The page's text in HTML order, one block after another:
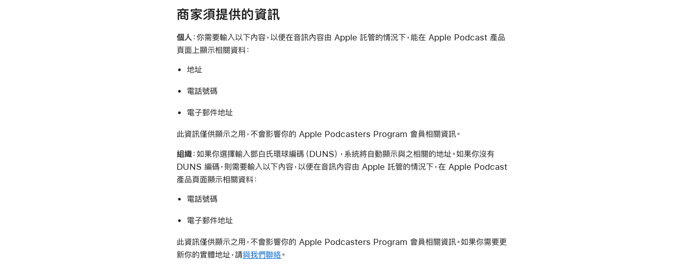
商家須提供的資訊
個人 ：你需要輸入以下內容，以便在音訊內容由 Apple 託管的情況下，能在 Apple Podcast 產品
頁面上顯示相關資料：
地址
電話號碼
電子郵件地址
此資訊僅供顯示之用，不會影響你的 Apple Podcasters Program 會員相關資訊。
組織：如果你選擇輸入鄧白氏環球編碼（DUNS），系統將自動顯示與之相關的地址。如果你沒有
DUNS 編碼，則需要輸入以下內容，以便在音訊內容由 Apple 託管的情況下，在 Apple Podcast
產品頁面顯示相關資料：
電話號碼
電子郵件地址
此資訊僅供顯示之用，不會影響你的 Apple Podcasters Program 會員相關資訊。如果你需要更
新你的實體地址，請與我們聯絡。